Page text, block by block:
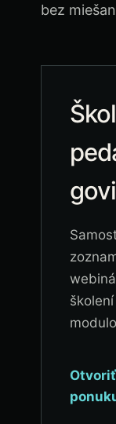
bez
školení
Otvoriť